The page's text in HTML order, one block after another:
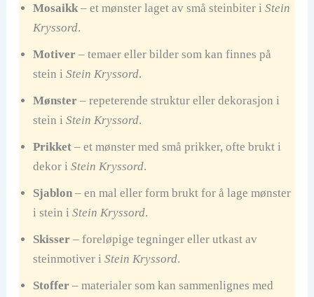
Mosaikk– et mønster laget av små steinbiter i Stein
Kryssord.
Motiver– temaer eller bilder som kan finnes på
stein i Stein Kryssord.
Mønster– repeterende struktur eller dekorasjon i
stein i Stein Kryssord.
Prikket– et mønster med små prikker, ofte brukt i
dekor i Stein Kryssord.
Sjablon– en mal eller form brukt for å lage mønster
i stein i Stein Kryssord.
Skisser– foreløpige tegninger eller utkast av
steinmotiver i Stein Kryssord.
Stoffer– materialer som kan sammenlignes med